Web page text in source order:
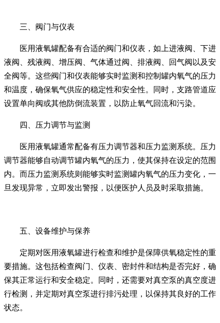
三、阀门与仪表
医用液氧罐配备有合适的阀门和仪表，如上进液阀、下进
液阀、残液阀、增压阀、气体通过阀、排液阀、回气阀以及安
全阀等。这些阀门和仪表能够实时监测和控制罐内氧气的压力
和温度，确保氧气供应的稳定性和安全性。同时，支路管道应
设置单向阀或其他防倒流装置，以防止氧气回流和污染。
四、压力调节与监测
医用液氧罐通常配备有压力调节器和压力监测系统。压力
调节器能够自动调节罐内氧气的压力，使其保持在设定的范围
内。而压力监测系统则能够实时监测罐内氧气的压力变化，一
旦发现异常，立即发出警报，以便医护人员及时采取措施。
五、设备维护与保养
定期对医用液氧罐进行检查和维护是保障供氧稳定性的重
要措施。这包括检查阀门、仪表、密封件和结构是否完好，确
保其正常运行和安全稳定。同时，还需要对真空泵的真空度进
行检测，并定期对真空泵进行排污处理，以保持其良好的工作
状态。